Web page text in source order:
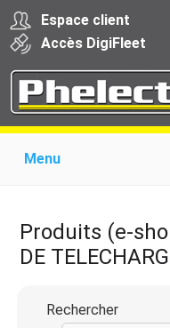
Espace client
Accès DigiFleet
Menu
Produits pour
Actualité
Produits (e-
DE
Rechercher